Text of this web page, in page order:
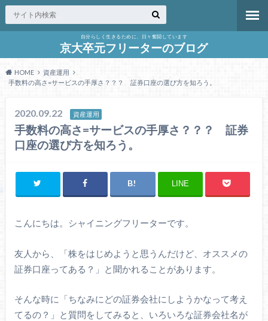
自分らしく生きるために、日々奮闘しています
京大卒元フリーターのブログ
HOME
資産運用
手数料の高さ=サービスの手厚さ？？？ 証券口座の選び方を知ろう。
2020.09.22 資産運用
手数料の高さ=サービスの手厚さ？？？ 証券
口座の選び方を知ろう。
LINE
こんにちは。シャイニングフリーターです。
友人から、「株をはじめようと思うんだけど、オススメの
証券口座ってある？」と聞かれることがあります。
そんな時に「ちなみにどの証券会社にしようかなって考え
てるの？」と質問をしてみると、いろいろな証券会社名が